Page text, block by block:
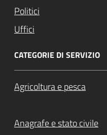
Politici
Uffici
CATEGORIE DI SERVIZIO
Agricoltura e pesca
Anagrafe e stato civile